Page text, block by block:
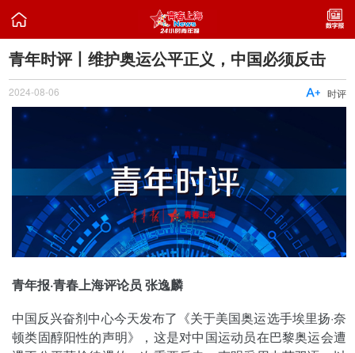

青年时评丨维护奥运公平正义，中国必须反击
2024-08-06 时评

青年报·青春上海评论员 张逸麟
中国反兴奋剂中心今天发布了《关于美国奥运选手埃里扬·奈
顿类固醇阳性的声明》，这是对中国运动员在巴黎奥运会遭